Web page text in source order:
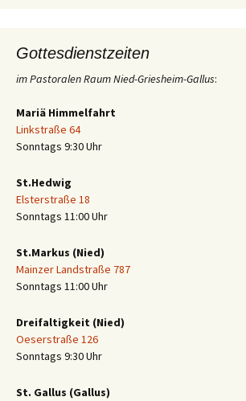
Gottesdienstzeiten
im Pastoralen Raum Nied-Griesheim-Gallus:
Mariä Himmelfahrt
Linkstraße 64
Sonntags 9:30 Uhr
St.Hedwig
Elsterstraße 18
Sonntags 11:00 Uhr
St.Markus (Nied)
Mainzer Landstraße 787
Sonntags 11:00 Uhr
Dreifaltigkeit (Nied)
Oeserstraße 126
Sonntags 9:30 Uhr
St. Gallus (Gallus)